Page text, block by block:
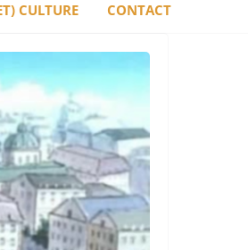
CULTURE CONTACT